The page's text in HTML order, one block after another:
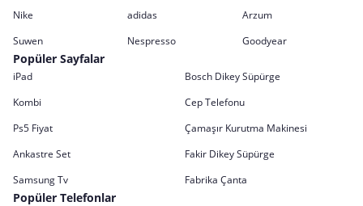
Nike adidas
Arzum
Suwen
Nespresso Goodyear
Popüler Sayfalar
iPad
Bosch Dikey Süpürge
Kombi
Cep Telefonu
Ps5 Fiyat
Çamaşır Kurutma Makinesi
Ankastre Set
Fakir Dikey Süpürge
Samsung Tv
Fabrika Çanta
Popüler Telefonlar